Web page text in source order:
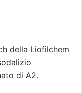
della Liofilchem
di A2.